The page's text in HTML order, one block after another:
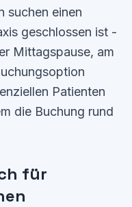
suchen einen
geschlossen ist -
Mittagspause, am
Patienten
die Buchung rund
für